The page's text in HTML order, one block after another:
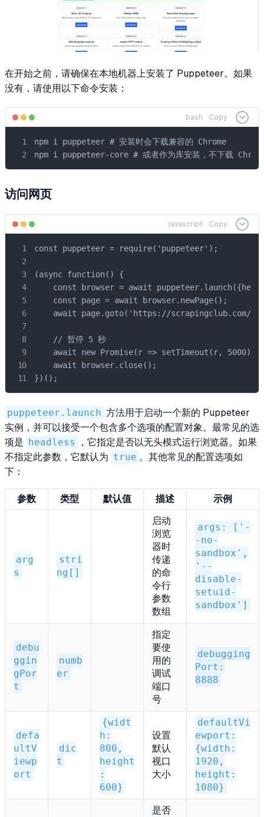
在开始之前，请确保在本地机器上安装了 Puppeteer。如果
没有，请使用以下命令安装：
bash Copy
npm i puppeteer # 安装时会下载兼容的 Chrome
npm i puppeteer-core # 或者作为库安装，不下载
访问网页
javascript Copy
const puppeteer = require('puppeteer');
(async function() {
const browser = await
    const page = await browser.newPage();
await page.goto('https://scrapingclub.com/
    // 暂停 5 秒
    await new Promise(r => setTimeout(r, 5000));
    await browser.close();
})();
puppeteer.launch 方法用于启动一个新的 Puppeteer
实例，并可以接受一个包含多个选项的配置对象。最常见的选
项是
headless
，它指定是否以无头模式运行浏览器。如果
不指定此参数，它默认为 true 。其他常见的配置选项如
下：
参数 类型 默认值 描述 示例
arg
s
stri
ng[]
启动
浏览
器时
传递
的命
令行
参数
数组
args: ['-
-no-
sandbox',
'--
disable-
setuid-
sandbox']
debu
ggin
gPor
t
numb
er
指定
要使
用的
调试
端口
号
debugging
Port:
8888
defa
ultV
iewp
ort
dic
t
{widt
h:
800,
height
:
600}
设置
默认
视口
大小
defaultVi
ewport:
{width:
1920,
height:
1080}
是否